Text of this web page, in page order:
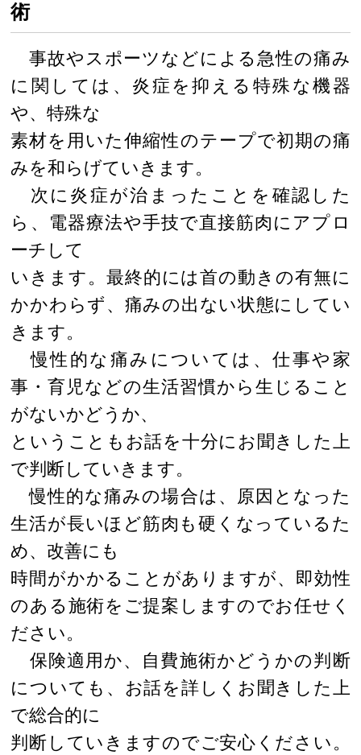
術
事故やスポーツなどによる急性の痛み
に関しては、炎症を抑える特殊な機器
や、特殊な
素材を用いた伸縮性のテープで初期の痛
みを和らげていきます。
次に炎症が治まったことを確認した
ら、電器療法や手技で直接筋肉にアプロ
ーチして
いきます。最終的には首の動きの有無に
かかわらず、痛みの出ない状態にしてい
きます。
慢性的な痛みについては、仕事や家
事・育児などの生活習慣から生じること
がないかどうか、
ということもお話を十分にお聞きした上
で判断していきます。
慢性的な痛みの場合は、原因となった
生活が長いほど筋肉も硬くなっているた
め、改善にも
時間がかかることがありますが、即効性
のある施術をご提案しますのでお任せく
ださい。
保険適用か、自費施術かどうかの判断
についても、お話を詳しくお聞きした上
で総合的に
判断していきますのでご安心ください。